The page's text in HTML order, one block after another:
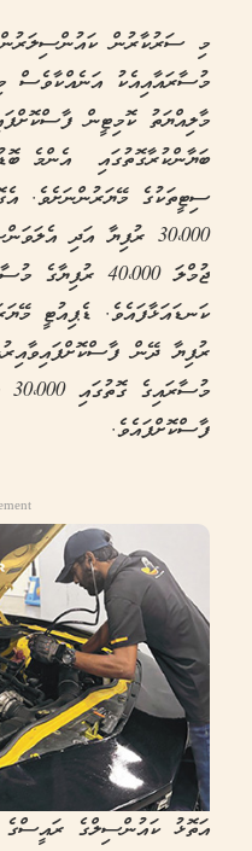
މި ސަރުކާރުން
މުސާރައާއިއެކު އަނެއްކާވެސް
މާލިއްޔަތު ކޮމިޓީން
ބަޔާންކުރާގޮތުގައި އެންމެ
ސިޓީތަކުގެ މޭޔަރުންނަށެވެ.
ޖުމްލަ
ރުފިޔާ ދޭން
ފާސްކޮށްފައެވެ.
އަތޮޅު ކައުންސިލްގެ